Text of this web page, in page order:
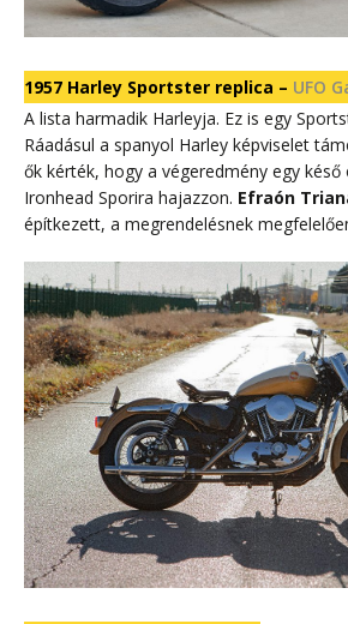
1957 Harley Sportster replica – UFO
A lista harmadik Harleyja. Ez is egy
Ráadásul a spanyol Harley képviselet
ők kérték, hogy a végeredmény egy késő
Ironhead Sporira hajazzon. Efraón
építkezett, a megrendelésnek